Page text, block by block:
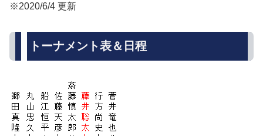
※2020/6/4 更新
トーナメント表＆日程